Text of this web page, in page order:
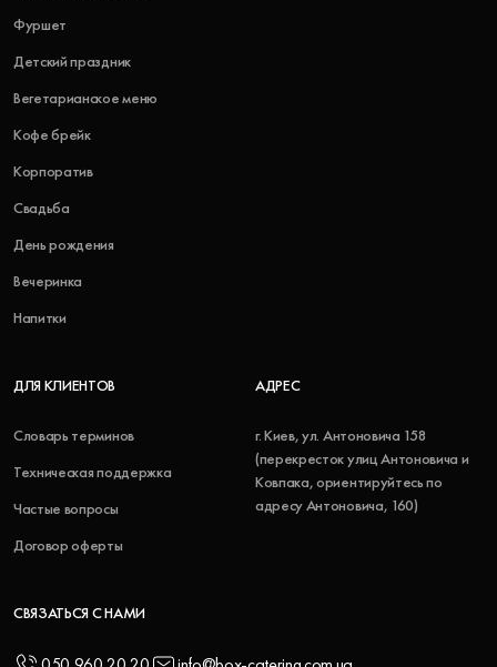
Фуршет
Детский праздник
Вегетарианское меню
Кофе брейк
Корпоратив
Свадьба
День рождения
Вечеринка
Напитки
ДЛЯ КЛИЕНТОВ
Словарь терминов
Техническая поддержка
Частые вопросы
Договор оферты
АДРЕС
г. Киев, ул. Антоновича 158
(перекресток улиц Антоновича и
Ковпака, ориентируйтесь по
адресу Антоновича, 160)
СВЯЗАТЬСЯ С НАМИ